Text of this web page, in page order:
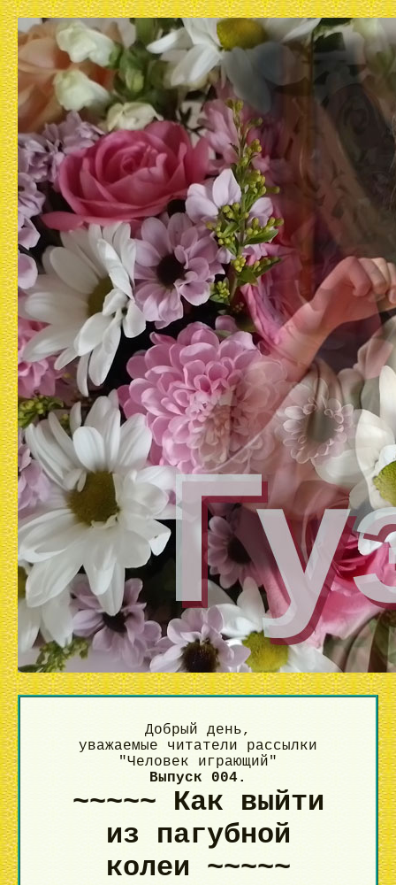
Добрый день,
уважаемые читатели рассылки
"Человек играющий"
Выпуск 004.
~~~~~ Как выйти
из пагубной
колеи ~~~~~